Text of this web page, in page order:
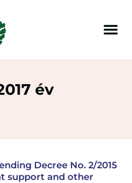
év
Decree No. 2/2015
support and other